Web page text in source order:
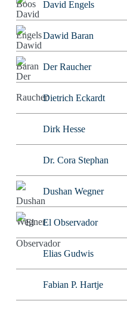
David Engels
Dawid Baran
Der Raucher
Dietrich Eckardt
Dirk Hesse
Dr. Cora Stephan
Dushan Wegner
El Observador
Elias Gudwis
Fabian P. Hartje